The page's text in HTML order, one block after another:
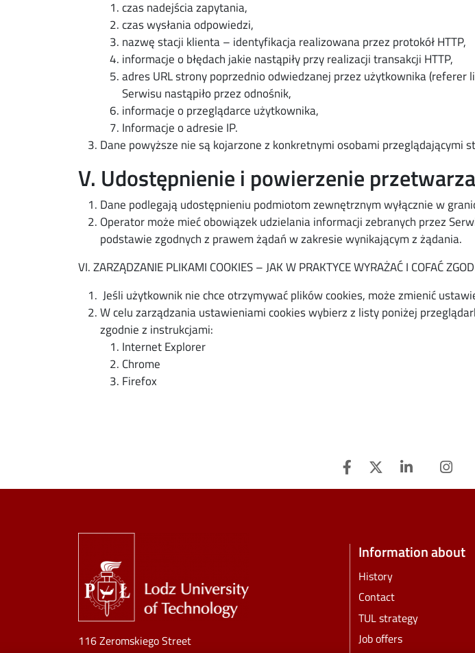
czas nadejścia zapytania,
czas wysłania odpowiedzi,
nazwę stacji klienta – identyfikacja realizowana przez protokół HTTP,
informacje o błędach jakie nastąpiły przy realizacji transakcji HTTP,
adres URL strony poprzednio odwiedzanej przez użytkownika (referer
Serwisu nastąpiło przez odnośnik,
informacje o przeglądarce użytkownika,
Informacje o adresie IP.
Dane powyższe nie są kojarzone z konkretnymi osobami przeglądającymi
V. Udostępnienie i powierzenie
Dane podlegają udostępnieniu podmiotom zewnętrznym wyłącznie w
Operator może mieć obowiązek udzielania informacji zebranych przez
podstawie zgodnych z prawem żądań w zakresie wynikającym z żądania.
VI. ZARZĄDZANIE PLIKAMI COOKIES – JAK W PRAKTYCE WYRAŻAĆ I COFAĆ
Jeśli użytkownik nie chce otrzymywać plików cookies, może zmienić
W celu zarządzania ustawieniami cookies wybierz z listy poniżej
zgodnie z instrukcjami:
Internet Explorer
Chrome
Firefox
Facebook
Twitter Linkedin
116 Zeromskiego Street
Information about
History
Contact
TUL strategy
Job offers